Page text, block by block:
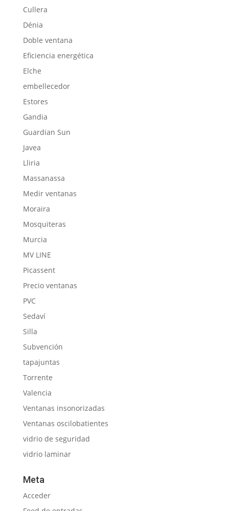
Cullera
Dénia
Doble ventana
Eficiencia energética
Elche
embellecedor
Estores
Gandia
Guardian Sun
Javea
Lliria
Massanassa
Medir ventanas
Moraira
Mosquiteras
Murcia
MV LINE
Picassent
Precio ventanas
PVC
Sedaví
Silla
Subvención
tapajuntas
Torrente
Valencia
Ventanas insonorizadas
Ventanas oscilobatientes
vidrio de seguridad
vidrio laminar
Meta
Acceder